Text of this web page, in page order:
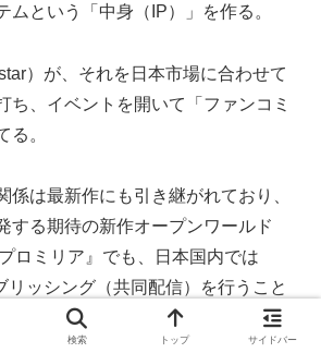
ムという「中身（IP）」を作る。
）が、それを日本市場に合わせて
ち、イベントを開いて「ファンコミ
る。
係は最新作にも引き継がれており、
する期待の新作オープンワールド
ロミリア』でも、日本国内では
リッシング（共同配信）を行うこと
す。
検索 トップ サイドバー